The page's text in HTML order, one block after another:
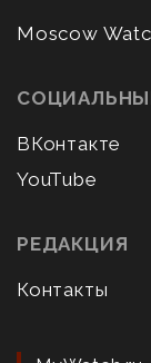
Moscow
ВКонтакте
YouTube
РЕДАКЦИЯ
Контакты